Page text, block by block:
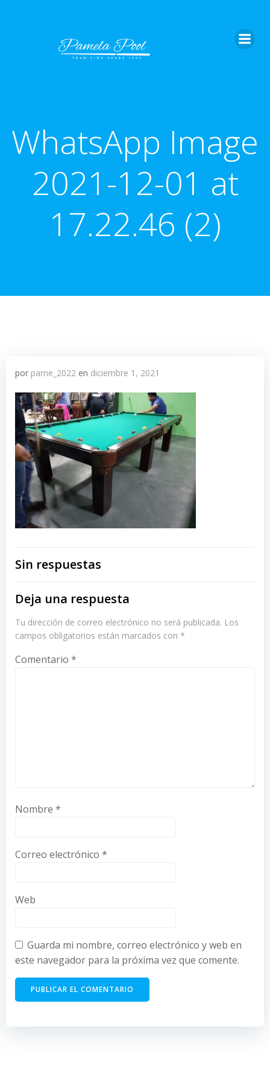
WhatsApp Image
2021-12-01 at
17.22.46 (2)
por pame_2022 en diciembre 1, 2021
Sin respuestas
Deja una respuesta
Tu dirección de correo electrónico no será publicada. Los
campos obligatorios están marcados con *
Comentario *
Nombre *
Correo electrónico *
Web
Guarda mi nombre, correo electrónico y web en
este navegador para la próxima vez que comente.